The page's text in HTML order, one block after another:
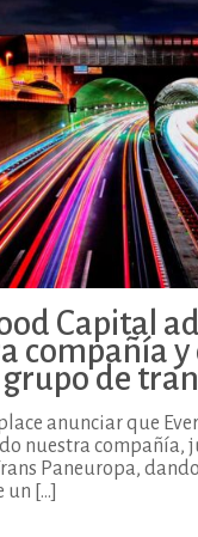
Capital
compañía y
de
anunciar que
nuestra compañía,
Paneuropa,
un […]